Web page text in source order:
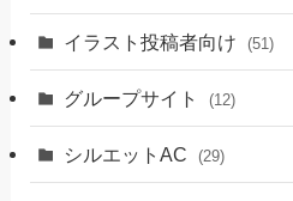
イラスト投稿者向け (51)
グループサイト (12)
シルエットAC (29)